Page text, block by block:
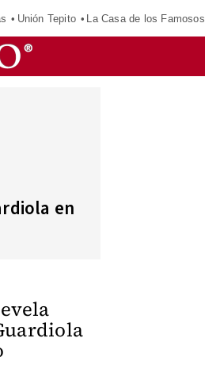
Unión Tepito La Casa de los Famosos
en